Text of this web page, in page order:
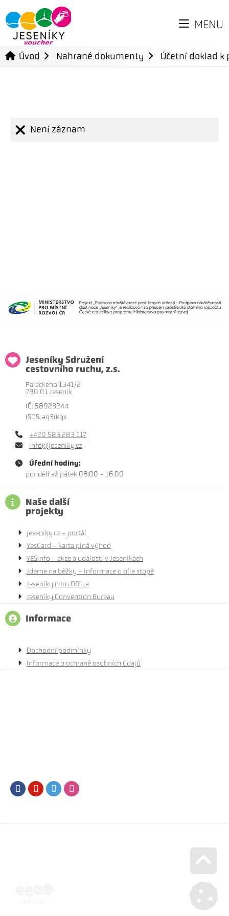
MENU
Úvod Nahrané dokumenty Účetní doklad
Není záznam
Jeseníky Sdružení
cestovního ruchu, z.s.
Palackého 1341/2
790 01 Jeseník
IČ: 68923244
ISDS: aq3ikqx
+420 583 283 117
info@jeseniky.cz
Úřední hodiny:
pondělí až pátek 08:00 - 16:00
Naše další
projekty
jeseniky.cz - portál
YesCard - karta plná výhod
YESinfo - akce a události v Jeseníkách
Jdeme na běžky - informace o bíle stopě
Jeseníky Film Office
Jeseníky Convention Bureau
Informace
Obchodní podmínky
Informace o ochraně osobních údajů
FacebookYoutubeTwitter
Go